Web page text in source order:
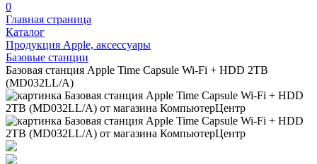
0
Главная страница
Каталог
Продукция Apple, аксессуары
Базовые станции
Базовая станция Apple Time Capsule Wi-Fi + HDD 2TB
(MD032LL/A)